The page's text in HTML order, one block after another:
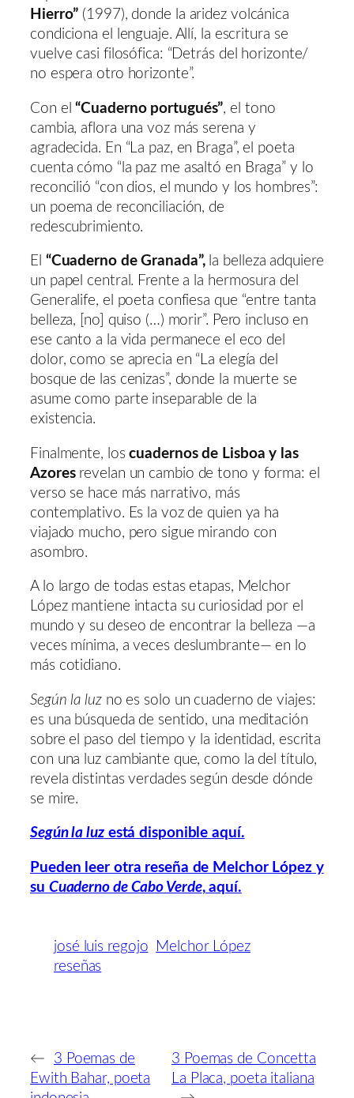
Hierro” (1997), donde la aridez volcánica
condiciona el lenguaje. Allí, la escritura se
vuelve casi filosófica: “Detrás del horizonte/
no espera otro horizonte”.
Con el“Cuaderno portugués”, el tono
cambia, aflora una voz más serena y
agradecida. En “La paz, en Braga”, el poeta
cuenta cómo “la paz me asaltó en Braga” y lo
reconcilió “con dios, el mundo y los hombres”:
un poema de reconciliación, de
redescubrimiento.
El “Cuaderno de Granada”, la belleza adquiere
un papel central. Frente a la hermosura del
Generalife, el poeta confiesa que “entre tanta
belleza, [no] quiso (…) morir”. Pero incluso en
ese canto a la vida permanece el eco del
dolor, como se aprecia en “La elegía del
bosque de las cenizas”, donde la muerte se
asume como parte inseparable de la
existencia.
Finalmente, loscuadernos de Lisboa y las
Azoresrevelan un cambio de tono y forma: el
verso se hace más narrativo, más
contemplativo. Es la voz de quien ya ha
viajado mucho, pero sigue mirando con
asombro.
A lo largo de todas estas etapas, Melchor
López mantiene intacta su curiosidad por el
mundo y su deseo de encontrar la belleza —a
veces mínima, a veces deslumbrante— en lo
más cotidiano.
Según la luzno es solo un cuaderno de viajes:
es una búsqueda de sentido, una meditación
sobre el paso del tiempo y la identidad, escrita
con una luz cambiante que, como la del título,
revela distintas verdades según desde dónde
se mire.
Según la luzestá disponible aquí.
Pueden leer otra reseña de Melchor López y
su Cuaderno de Cabo Verde, aquí.
josé luis regojo
Melchor López
reseñas
←
3 Poemas de
Ewith Bahar, poeta
3 Poemas de Concetta
La Placa, poeta italiana